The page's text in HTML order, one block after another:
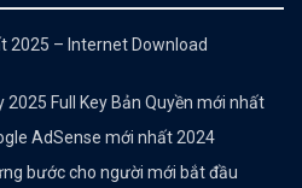
2025 – Internet Download
Full Key Bản Quyền mới nhất
AdSense mới nhất 2024
bước cho người mới bắt đầu